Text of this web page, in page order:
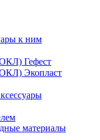
к ним
Гефест
Экопласт
материалы